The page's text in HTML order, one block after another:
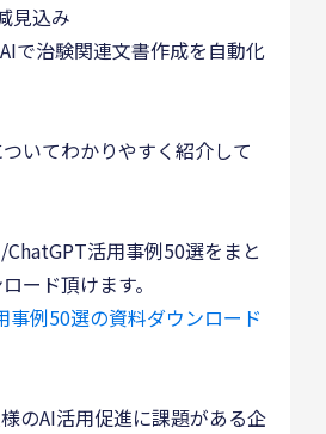
見込み
で治験関連文書作成を自動化
いてわかりやすく紹介して
活用事例50選をまと
ード頂けます。
事例50選の資料ダウンロード
のAI活用促進に課題がある企